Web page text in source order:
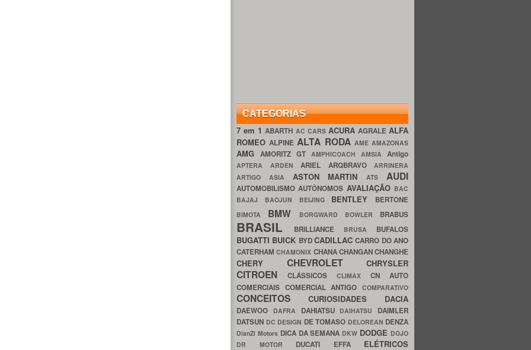
CATEGORIAS
7 em 1ABARTH AC CARS ACURA AGRALE ALFA
ROMEOALPINEALTA RODA AME AMAZONAS
AMG AMORITZ GT AMPHICOACH AMSIA Antigo
APTERA ARDEN ARIEL ARQBRAVO ARRINERA
ARTIGO ASIA ASTON MARTINATS AUDI
AUTOMOBILISMOAUTÔNOMOS AVALIAÇÃO BAC
BAJAJ BAOJUN BEIJING BENTLEY BERTONE
BIMOTA BMW BORGWARD BOWLER BRABUS
BRASIL BRILLIANCE BRUSA BUFALOS
BUGATTI BUICK BYDCADILLACCARRO DO ANO
CATERHAMCHAMONIX CHANACHANGANCHANGHE
CHERY CHEVROLET CHRYSLER
CITROEN CLÁSSICOS CLIMAX CN AUTO
COMERCIAIS COMERCIAL ANTIGOCOMPARATIVO
CONCEITOS CURIOSIDADES DACIA
DAEWOO DAFRA DAHIATSU DAIHATSU DAIMLER
DATSUN DC DESIGN DE TOMASO DELOREAN DENZA
DianZi Motors DICA DA SEMANA DKW DODGE DOJO
DR MOTOR DUCATI EFFA ELÉTRICOS